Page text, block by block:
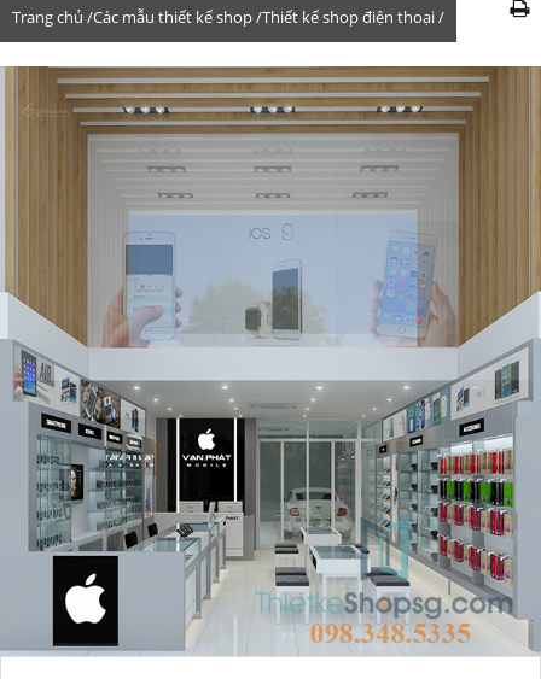
Trang chủ /Các mẫu thiết kế shop /Thiết kế shop điện thoại /